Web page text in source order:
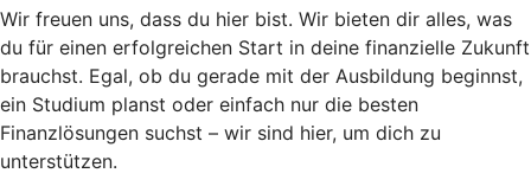
Wir freuen uns, dass du hier bist. Wir bieten dir alles, was
du für einen erfolgreichen Start in deine finanzielle Zukunft
brauchst. Egal, ob du gerade mit der Ausbildung beginnst,
ein Studium planst oder einfach nur die besten
Finanzlösungen suchst – wir sind hier, um dich zu
unterstützen.